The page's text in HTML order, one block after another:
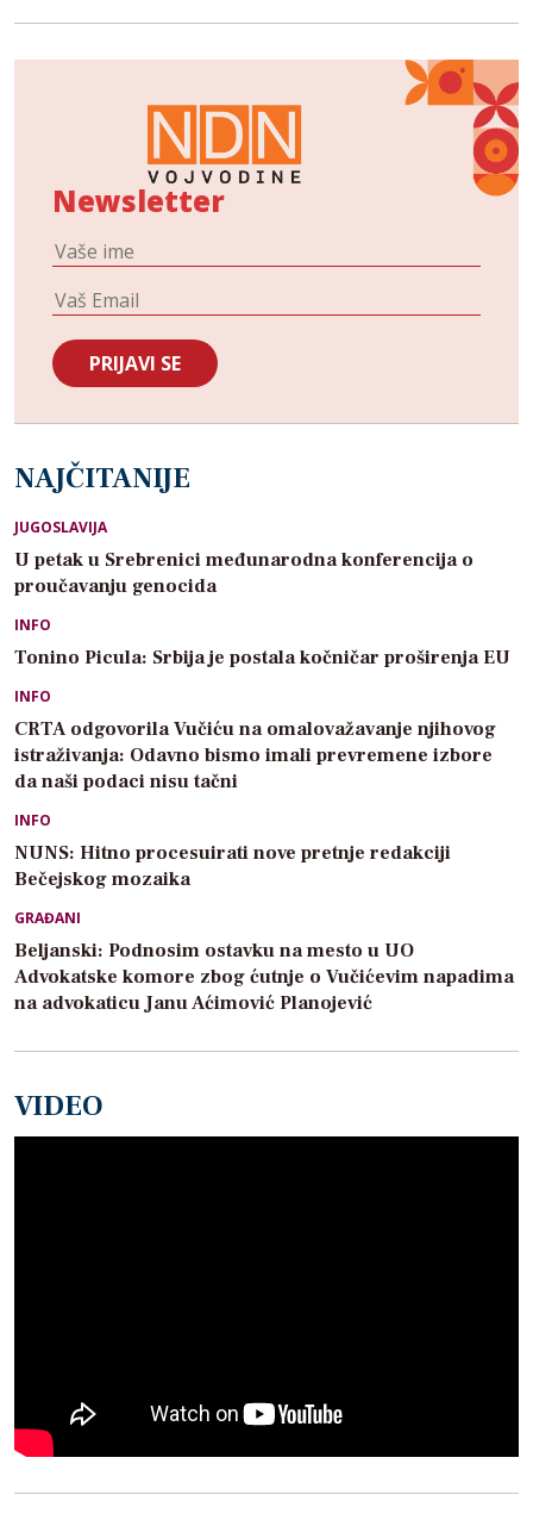
Newsletter
NAJČITANIJE
JUGOSLAVIJA
U petak u Srebrenici međunarodna konferencija o
proučavanju genocida
INFO
Tonino Picula: Srbija je postala kočničar proširenja EU
INFO
CRTA odgovorila Vučiću na omalovažavanje njihovog
istraživanja: Odavno bismo imali prevremene izbore
da naši podaci nisu tačni
INFO
NUNS: Hitno procesuirati nove pretnje redakciji
Bečejskog mozaika
GRAĐANI
Beljanski: Podnosim ostavku na mesto u UO
Advokatske komore zbog ćutnje o Vučićevim napadima
na advokaticu Janu Aćimović Planojević
VIDEO